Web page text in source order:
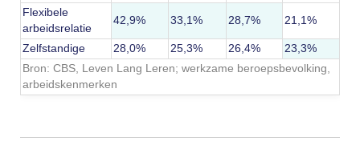
Flexibele
arbeidsrelatie
42,9% 33,1% 28,7% 21,1%
Zelfstandige 28,0% 25,3% 26,4%
23,3%
Bron: CBS, Leven Lang Leren; werkzame beroepsbevolking,
arbeidskenmerken